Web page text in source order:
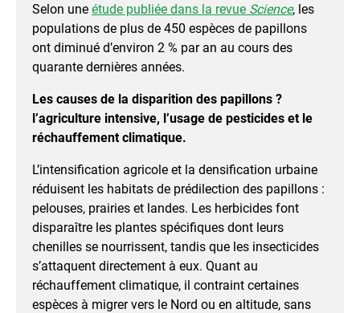
Selon une étude publiée dans la revue Science, les
populations de plus de 450 espèces de papillons
ont diminué d’environ 2 % par an au cours des
quarante dernières années.
Les causes de la disparition des papillons ?
l’agriculture intensive, l’usage de pesticides et le
réchauffement climatique.
L’intensification agricole et la densification urbaine
réduisent les habitats de prédilection des papillons :
pelouses, prairies et landes. Les herbicides font
disparaître les plantes spécifiques dont leurs
chenilles se nourrissent, tandis que les insecticides
s’attaquent directement à eux. Quant au
réchauffement climatique, il contraint certaines
espèces à migrer vers le Nord ou en altitude, sans